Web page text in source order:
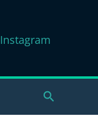
Instagram
Pesquisar